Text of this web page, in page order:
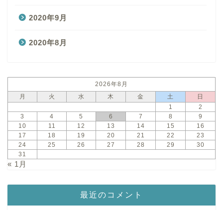
2020年9月
2020年8月
2026年8月
月
火 水 木 金 土
日
1
2
3
4 5 6 7 8
9
10
11 12 13 14 15
16
17
18 19 20 21 22
23
24
25 26 27 28 29
30
31
« 1月
最近のコメント